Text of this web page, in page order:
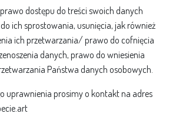
dostępu do treści swoich danych
ich sprostowania, usunięcia, jak również
ich przetwarzania/ prawo do cofnięcia
danych, prawo do wniesienia
Państwa danych osobowych.
uprawnienia prosimy o kontakt na adres